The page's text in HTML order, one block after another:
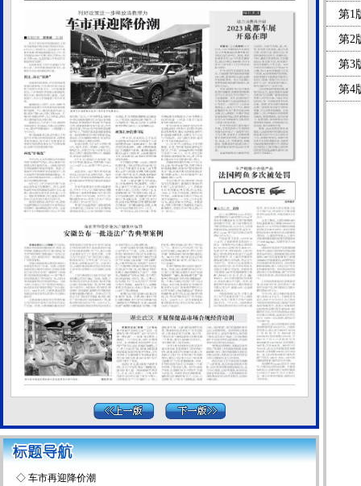
◇ 车市再迎降价潮
第1
第2
第3
第4